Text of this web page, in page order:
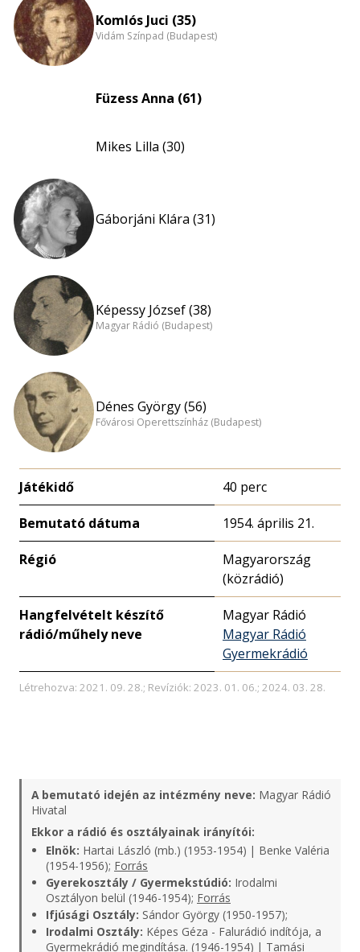
Komlós Juci (35)
Vidám Színpad (Budapest)
Füzess Anna (61)
Mikes Lilla (30)
Gáborjáni Klára (31)
Képessy József (38)
Magyar Rádió (Budapest)
Dénes György (56)
Fővárosi Operettszínház (Budapest)
Játékidő 40 perc
Bemutató dátuma 1954. április 21.
Régió
Magyarország
(közrádió)
Hangfelvételt készítő
rádió/műhely neve
Magyar Rádió
Magyar Rádió
Gyermekrádió
Létrehozva: 2021. 09. 28.; Revíziók: 2023. 01. 06.; 2024. 03. 28.
A bemutató idején az intézmény neve: Magyar Rádió
Hivatal
Ekkor a rádió és osztályainak irányítói:
Elnök: Hartai László (mb.) (1953-1954) | Benke Valéria
(1954-1956); Forrás
Gyerekosztály / Gyermekstúdió: Irodalmi
Osztályon belül (1946-1954); Forrás
Ifjúsági Osztály: Sándor György (1950-1957);
Irodalmi Osztály: Képes Géza - Falurádió indítója, a
Gyermekrádió megindítása. (1946-1954) | Tamási